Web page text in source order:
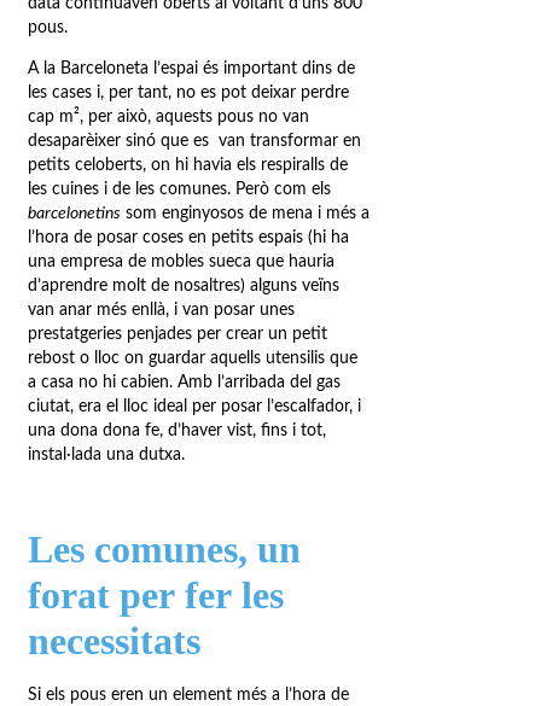
data continuaven oberts al voltant d’uns 800
pous.
A la Barceloneta l’espai és important dins de
les cases i, per tant, no es pot deixar perdre
cap m², per això, aquests pous no van
desaparèixer sinó que es van transformar en
petits celoberts, on hi havia els respiralls de
les cuines i de les comunes. Però com els
barcelonetins som enginyosos de mena i més a
l’hora de posar coses en petits espais (hi ha
una empresa de mobles sueca que hauria
d’aprendre molt de nosaltres) alguns veïns
van anar més enllà, i van posar unes
prestatgeries penjades per crear un petit
rebost o lloc on guardar aquells utensilis que
a casa no hi cabien. Amb l’arribada del gas
ciutat, era el lloc ideal per posar l’escalfador, i
una dona dona fe, d’haver vist, fins i tot,
instal·lada una dutxa.
Les comunes, un
forat per fer les
necessitats
Si els pous eren un element més a l’hora de